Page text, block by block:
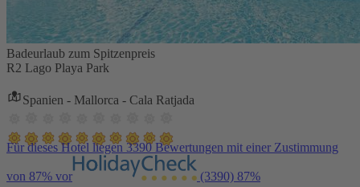
Badeurlaub zum Spitzenpreis
R2 Lago Playa Park
Spanien - Mallorca - Cala Ratjada
Für dieses Hotel liegen 3390 Bewertungen mit einer Zustimmung
von 87% vor (3390) 87%